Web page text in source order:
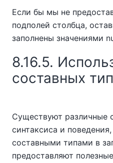
Если бы мы не
подполей столбца,
заполнены значениями
8.16.5.
составных
Существуют различные
синтаксиса и
составными типами в
предоставляют